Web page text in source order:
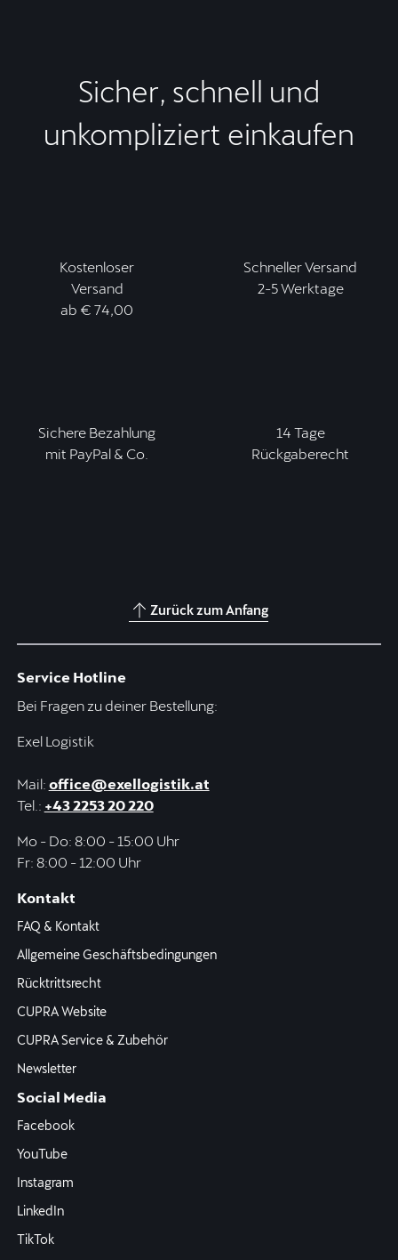
Sicher, schnell und
unkompliziert einkaufen
Kostenloser
Versand
ab € 74,00
Schneller Versand
2-5 Werktage
Sichere Bezahlung
mit PayPal & Co.
14 Tage
Rückgaberecht
Zurück zum Anfang
Service Hotline
Bei Fragen zu deiner Bestellung:
Exel Logistik
Mail: office@exellogistik.at
Tel.: +43 2253 20 220
Mo - Do: 8:00 - 15:00 Uhr
Fr: 8:00 - 12:00 Uhr
Kontakt
FAQ & Kontakt
Allgemeine Geschäftsbedingungen
Rücktrittsrecht
CUPRA Website
CUPRA Service & Zubehör
Newsletter
Social Media
Facebook
YouTube
Instagram
LinkedIn
TikTok